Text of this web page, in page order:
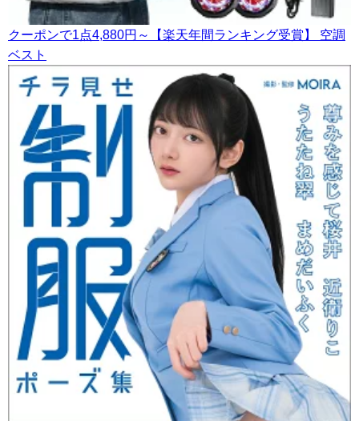
クーポンで1点4,880円～【楽天年間ランキング受賞】 空調
ベスト